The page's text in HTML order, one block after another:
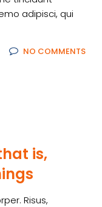
adipisci, qui
NO COMMENTS
is,
Risus,